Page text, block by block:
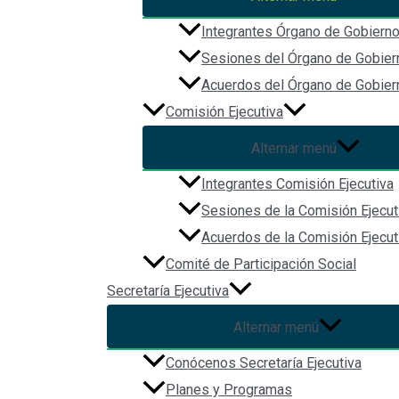
Integrantes Órgano de Gobierno
Sesiones del Órgano de
Acuerdos del Órgano de
Comisión Ejecutiva
Alternar menú
Integrantes Comisión Ejecutiva
Sesiones de la Comisión
Acuerdos de la Comisión
Comité de Participación Social
Secretaría Ejecutiva
Alternar menú
Conócenos Secretaría Ejecutiva
Planes y Programas
Establecer las políticas generales y definir las
Aprobar el plan institucional quinquenal y el
Establecer políticas generales
Aprobar los estados financieros y revisar las
Fuente: LSAEJ y Ley de Entidades Paraestatales
Integrantes